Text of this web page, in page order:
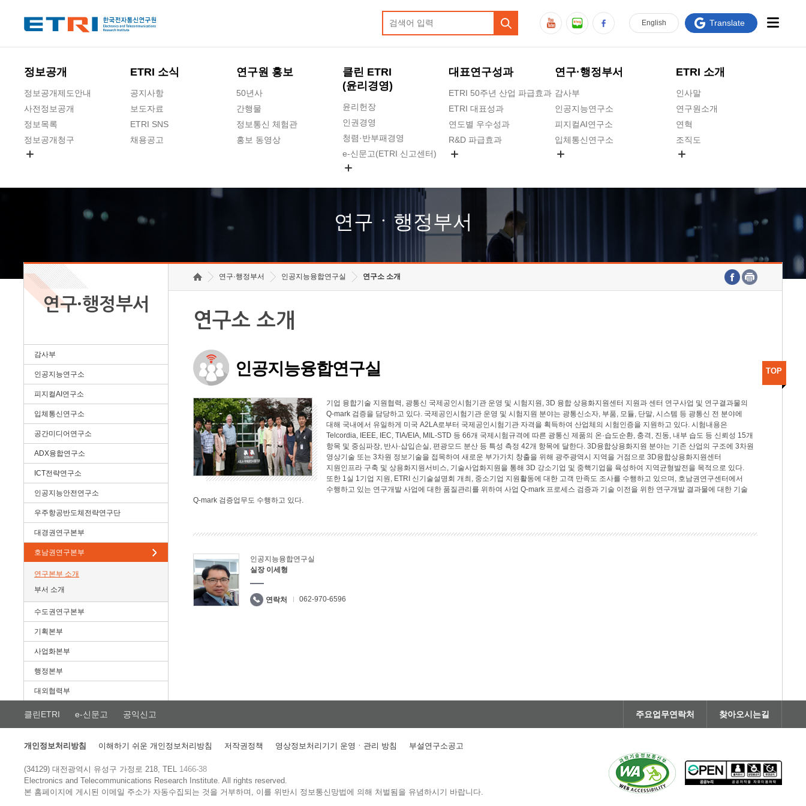
정보공개
정보공개제도안내
사전정보공개
정보목록
정보공개청구
ETRI 소식
공지사항
보도자료
ETRI SNS
채용공고
연구원 홍보
50년사
간행물
정보통신 체험관
홍보 동영상
클린 ETRI
(윤리경영)
윤리헌장
인권경영
청렴·반부패경영
e-신문고(ETRI 신고센터)
고객의소리
수의계약 현황
대표연구성과
ETRI 50주년 산업 파급효과
ETRI 대표성과
연도별 우수성과
R&D 파급효과
연구·행정부서
감사부
인공지능연구소
피지컬AI연구소
입체통신연구소
호남권연구본부
기획본부
ETRI 소개
인사말
연구원소개
연혁
조직도
연구원 고객헌장
주요업무연락처
English Translate
연구ㆍ행정부서
연구·행정부서
감사부
인공지능연구소
피지컬AI연구소
입체통신연구소
공간미디어연구소
ADX융합연구소
ICT전략연구소
인공지능안전연구소
우주항공반도체전략연구단
대경권연구본부
호남권연구본부
연구본부 소개
부서 소개
수도권연구본부
기획본부
사업화본부
행정본부
대외협력부
연구·행정부서 인공지능융합연구실 연구소 소개
연구소 소개
인공지능융합연구실
기업 융합기술 지원협력, 광통신 국제공인시험기관 운영 및 시험지원, 3D 융합 상용화지원센터 지원과 센터 연구사업 및 연구결과물의
Q-mark 검증을 담당하고 있다. 국제공인시험기관 운영 및 시험지원 분야는 광통신소자, 부품, 모듈, 단말, 시스템 등 광통신 전 분야에
대해 국내에서 유일하게 미국 A2LA로부터 국제공인시험기관 자격을 획득하여 산업체의 시험인증을 지원하고 있다. 시험내용은
Telcordia, IEEE, IEC, TIA/EIA, MIL-STD 등 66개 국제시험규격에 따른 광통신 제품의 온·습도순환, 충격, 진동, 내부 습도 등 신뢰성 15개
항목 및 중심파장, 반사·삽입손실, 편광모드 분산 등 특성 측정 42개 항목에 달한다. 3D융합상용화지원 분야는 기존 산업의 구조에 3차원
영상기술 또는 3차원 정보기술을 접목하여 새로운 부가가치 창출을 위해 광주광역시 지역을 거점으로 3D융합상용화지원센터
지원인프라 구축 및 상용화지원서비스, 기술사업화지원을 통해 3D 강소기업 및 중핵기업을 육성하여 지역균형발전을 목적으로 있다.
또한 1실 1기업 지원, ETRI 신기술설명회 개최, 중소기업 지원활동에 대한 고객 만족도 조사를 수행하고 있으며, 호남권연구센터에서
수행하고 있는 연구개발 사업에 대한 품질관리를 위하여 사업 Q-mark 프로세스 검증과 기술 이전을 위한 연구개발 결과물에 대한 기술
Q-mark 검증업무도 수행하고 있다.
인공지능융합연구실
실장 이세형
연락처 062-970-6596
TOP
클린ETRI e-신문고 공익신고 주요업무연락처 찾아오시는길
개인정보처리방침 이해하기 쉬운 개인정보처리방침 저작권정책 영상정보처리기기 운영ㆍ관리 방침 부설연구소공고
(34129) 대전광역시 유성구 가정로 218, TEL 1466-38
Electronics and Telecommunications Research Institute.All rights reserved.
본 홈페이지에 게시된 이메일 주소가 자동수집되는 것을 거부하며, 이를 위반시 정보통신망법에 의해 처벌됨을 유념하시기 바랍니다.